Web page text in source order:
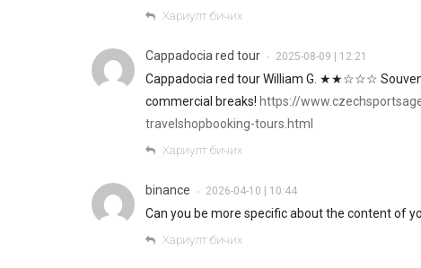
Хариулт бичих
Cappadocia red tour • 2025-08-09 | 12:21
Cappadocia red tour William G. ★★☆☆☆
commercial breaks! https://
travelshopbooking-tours.html
Хариулт бичих
binance • 2026-04-10 | 10:44
Can you be more specific about the content of
Хариулт бичих